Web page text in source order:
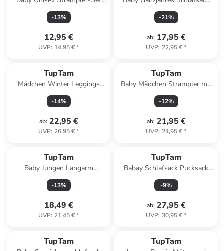
mit Aufdruck Spruch 2-tlg in
weiß Modell 1
-13%
12,95 €
UVP: 14,95 €*
Ärmellos Wattiert in weiß
Modell 5
-21%
ab: 17,95 €
UVP: 22,95 €*
TupTam
Mädchen Winter Leggings
Blickdichte Thermo 3er Pack in
beige/schwarz
-14%
ab: 22,95 €
UVP: 26,95 €*
TupTam
Baby Mädchen Strampler mit
Fuß 3er Pack in rosa/weiß
-12%
ab: 21,95 €
UVP: 24,95 €*
TupTam
Baby Jungen Langarm
Wickelshirt 5er Set in
grau/beige
-13%
18,49 €
UVP: 21,45 €*
TupTam
Babay Schlafsack Pucksack
Round in grau Modell 1
-9%
ab: 27,95 €
UVP: 30,95 €*
TupTam TupTam